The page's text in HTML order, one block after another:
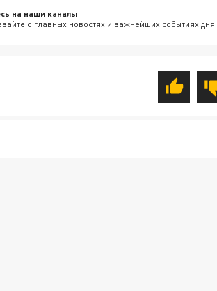
на наши каналы
о главных новостях и важнейших событиях дня.